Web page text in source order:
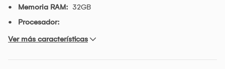
Memoria RAM: 32GB
Procesador:
Ver más características